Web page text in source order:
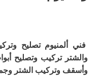
فني ألمنيوم تصليح
والشتر تركيب وتصليح
وأسقف وتركيب الشتر